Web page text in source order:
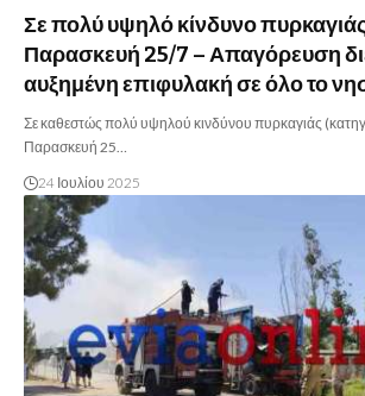
Σε πολύ υψηλό κίνδυνο
Παρασκευή 25/7 – Απαγόρευση
αυξημένη επιφυλακή σε όλο το
Σε καθεστώς πολύ υψηλού κινδύνου πυρκαγιάς
Παρασκευή 25…
24 Ιουλίου 2025